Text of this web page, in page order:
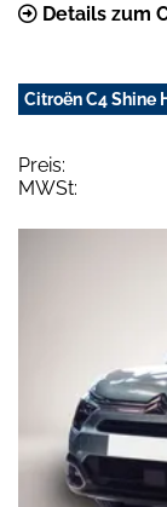
Details zum
Citroën C4 Shine
Preis:
MWSt: